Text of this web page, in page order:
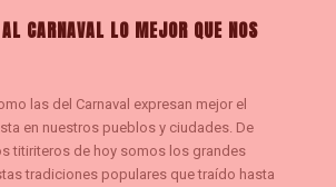
CARNAVAL LO MEJOR QUE NOS
las del Carnaval expresan mejor el
en nuestros pueblos y ciudades. De
titiriteros de hoy somos los grandes
tradiciones populares que traído hasta